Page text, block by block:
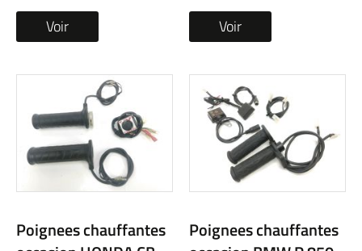
Voir Voir
Poignees chauffantes
Poignees chauffantes